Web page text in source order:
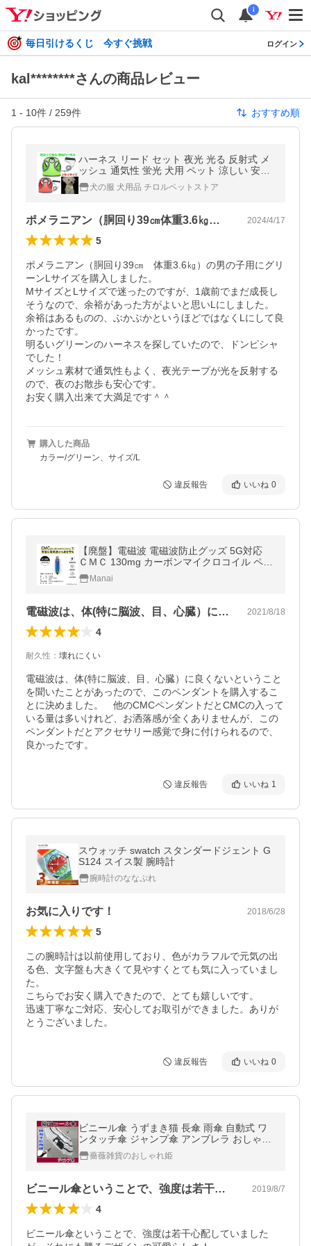
i
毎日引けるくじ 今すぐ挑戦 ログイン
kal********さんの商品レビュー
1 - 10件 / 259件 おすすめ順
ハーネス リード セット 夜光 光る 反射式 メ
ッシュ 通気性 蛍光 犬用 ペット 涼しい 安全
安心 簡単 痛くない 散歩 お出かけ
犬の服 犬用品 チロルペットストア
ポメラニアン（胴回り39㎝体重3.6㎏… 2024/4/17
5
ポメラニアン（胴回り39㎝　体重3.6㎏）の男の子用にグリ
ーンLサイズを購入しました。
MサイズとLサイズで迷ったのですが、1歳前でまだ成長し
そうなので、余裕があった方がよいと思いLにしました。
余裕はあるものの、ぶかぶかというほどではなくLにして良
かったです。
明るいグリーンのハーネスを探していたので、ドンピシャ
でした！
メッシュ素材で通気性もよく、夜光テープが光を反射する
ので、夜のお散歩も安心です。
お安く購入出来て大満足です＾＾
購入した商品
カラー/グリーン、サイズ/L
違反報告 いいね 0
【廃盤】電磁波 電磁波防止グッズ 5G対応
ＣＭＣ 130mg カーボンマイクロコイル ペン
ダントA 健康 ストレス 電磁波ブロック 電磁
波カット
Manai
電磁波は、体(特に脳波、目、心臓）に良… 2021/8/18
4
耐久性 ： 壊れにくい
電磁波は、体(特に脳波、目、心臓）に良くないということ
を聞いたことがあったので、このペンダントを購入するこ
とに決めました。　他のCMCペンダントだとCMCの入って
いる量は多いけれど、お洒落感が全くありませんが、この
ペンダントだとアクセサリー感覚で身に付けられるので、
良かったです。
違反報告 いいね 1
スウォッチ swatch スタンダードジェント G
S124 スイス製 腕時計
腕時計のななぷれ
お気に入りです！ 2018/6/28
5
この腕時計は以前使用しており、色がカラフルで元気の出
る色、文字盤も大きくて見やすくとても気に入っていまし
た。
こちらでお安く購入できたので、とても嬉しいです。
迅速丁寧なご対応、安心してお取引ができました。ありが
とうございました。
違反報告 いいね 0
ビニール傘 うずまき猫 長傘 雨傘 自動式 ワ
ンタッチ傘 ジャンプ傘 アンブレラ おしゃれ
(猫グッズ 猫雑貨 猫 グッズ 雑貨 ねこ ネコ
猫柄 小物)
薔薇雑貨のおしゃれ姫
ビニール傘ということで、強度は若干心配… 2019/8/7
4
ビニール傘ということで、強度は若干心配していました